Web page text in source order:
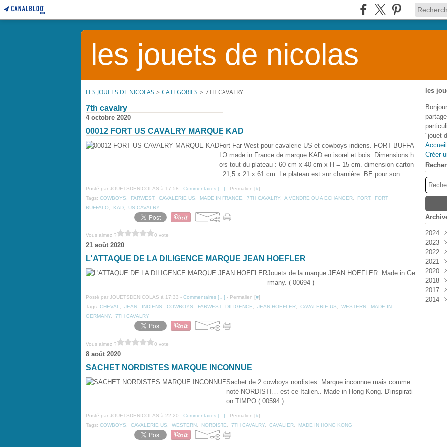
les jouets de nicolas
LES JOUETS DE NICOLAS > CATEGORIES > 7TH CAVALRY
7th cavalry
4 octobre 2020
00012 FORT US CAVALRY MARQUE KAD
Fort Far West pour cavalerie US et cowboys indiens. FORT BUFFA
LO made in France de marque KAD en isorel et bois. Dimensions h
ors tout du plateau : 60 cm x 40 cm x H = 15 cm. dimension carton
: 21,5 x 21 x 61 cm. Le plateau est sur charnière. BE pour son...
Posté par JOUETSDENICOLAS à 17:58 - Commentaires [ ] - Permalien [#]
Tags: COWBOYS FARWEST, CAVALERIE US MADE IN FRANCE 7TH CAVALRY A VENDRE OU A ECHANGER FORT, FORT
BUFFALO
KAD US CAVALRY
Vous aimez ? 0 vote
21 août 2020
L'ATTAQUE DE LA DILIGENCE MARQUE JEAN HOEFLER
Jouets de la marque JEAN HOEFLER. Made in Ge
rmany. ( 00694 )
Posté par JOUETSDENICOLAS à 17:33 - Commentaires [ ] - Permalien [#]
Tags: CHEVAL JEAN INDIENS COWBOYS FARWEST, DILIGENCE JEAN HOEFLER CAVALERIE US WESTERN
MADE IN
GERMANY
7TH CAVALRY
Vous aimez ? 0 vote
8 août 2020
SACHET NORDISTES MARQUE INCONNUE
Sachet de 2 cowboys nordistes. Marque inconnue mais comme
noté NORDISTI… est-ce Italien.. Made in Hong Kong. D'inspirati
on TIMPO ( 00594 )
Posté par JOUETSDENICOLAS à 22:20 - Commentaires [ ] - Permalien [#]
Tags: COWBOYS CAVALERIE US WESTERN NORDISTE 7TH CAVALRY CAVALIER MADE IN HONG KONG
les
"jouet
Créer
2024
2023
2022
2021
Août
2020
2018
2017
2014